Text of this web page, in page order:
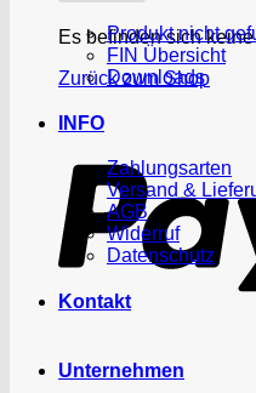
Es befinden sich
Zurück zum Shop
Produkt nicht
FIN Übersicht
Downloads
INFO
Zahlungsarten
Versand &
AGB
Widerruf
Datenschutz
Kontakt
Unternehmen